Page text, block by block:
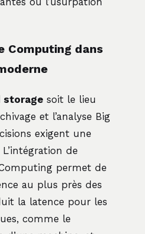
Computing dans
storage soit le lieu
et l’analyse Big
exigent une
de
permet de
au plus près des
la latence pour les
comme le